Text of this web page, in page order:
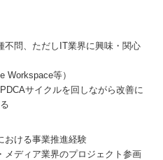
不問、ただしIT業界に興味・関心
Workspace等）
サイクルを回しながら改善に
おける事業推進経験
メディア業界のプロジェクト参画